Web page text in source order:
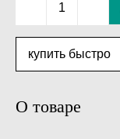
1
купить быстро
О товаре